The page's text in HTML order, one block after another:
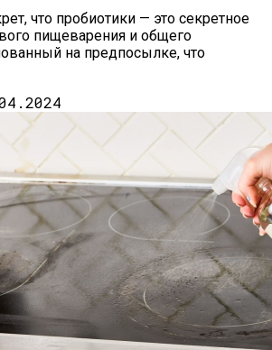
что пробиотики — это секретное
пищеварения и общего
на предпосылке, что